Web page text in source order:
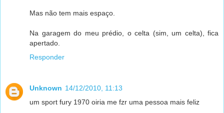
Mas não tem mais espaço.
Na garagem do meu prédio, o celta (sim, um celta), fica
apertado.
Responder
Unknown 14/12/2010, 11:13
um sport fury 1970 oiria me fzr uma pessoa mais feliz